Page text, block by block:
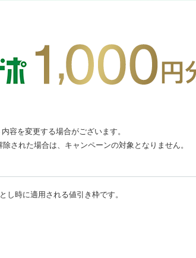
容を変更する場合がございます。
された場合は、キャンペーンの対象となりません。
し時に適用される値引き枠です。